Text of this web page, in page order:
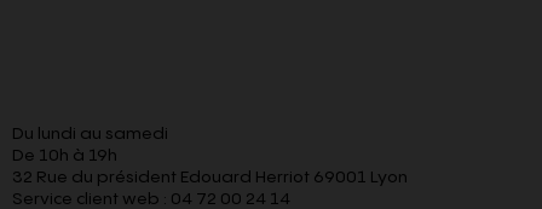
Du lundi au samedi
De 10h à 19h
32 Rue du président Edouard Herriot 69001 Lyon
Service client web : 04 72 00 24 14